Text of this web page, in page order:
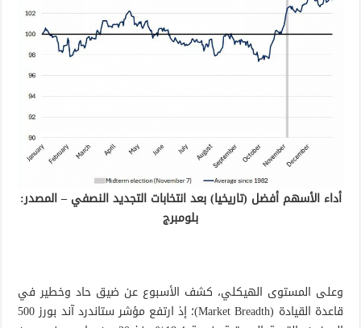
أداء الأسهم أفضل (تاريخيا) بعد انتخابات التجديد النصفي – المصدر:
بلومبرج
وعلى المستوى الهيكلي، كشف الأسبوع عن ضيق حاد وخطير في
قاعدة القيادة (Market Breadth)؛ إذ ارتفع مؤشر ستاندرد آند بورز 500